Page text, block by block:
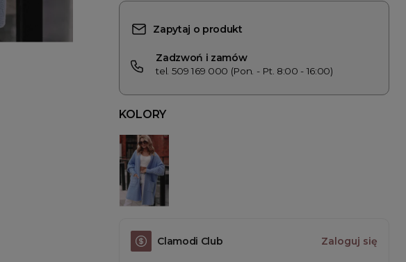
Zapytaj o produkt
Zadzwoń i zamów
tel. 509 169 000 (Pon. - Pt. 8:00 - 16:00)
KOLORY
Clamodi Club Zaloguj się